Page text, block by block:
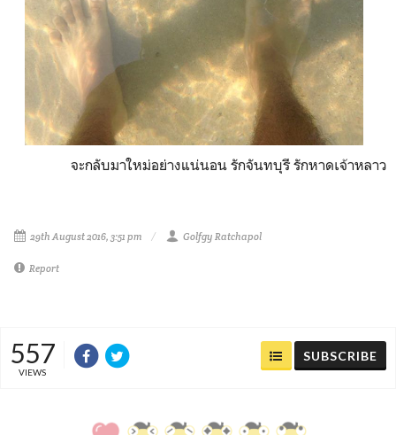
จะกลับมาใหม่อย่างแน่นอน รักจันทบุรี รักหาดเจ้าหลาว
29th August 2016, 3:51 pm Golfgy Ratchapol
Report
557
VIEWS
SUBSCRIBE